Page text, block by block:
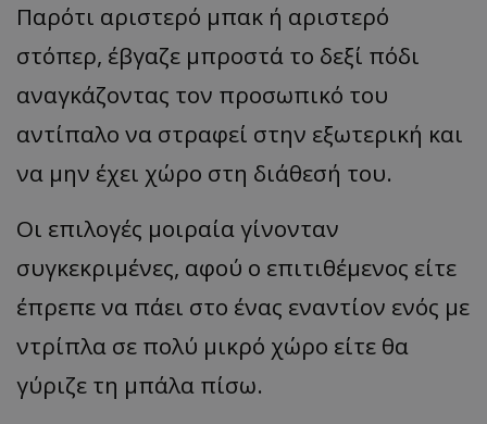
Παρότι αριστερό μπακ ή αριστερό
στόπερ, έβγαζε μπροστά το δεξί πόδι
αναγκάζοντας τον προσωπικό του
αντίπαλο να στραφεί στην εξωτερική και
να μην έχει χώρο στη διάθεσή του.
Οι επιλογές μοιραία γίνονταν
συγκεκριμένες, αφού ο επιτιθέμενος είτε
έπρεπε να πάει στο ένας εναντίον ενός με
ντρίπλα σε πολύ μικρό χώρο είτε θα
γύριζε τη μπάλα πίσω.